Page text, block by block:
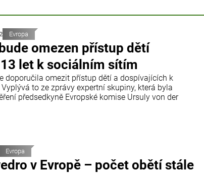
Evropa
omezen přístup dětí
let k sociálním sítím
doporučila omezit přístup dětí a dospívajících k
to ze zprávy expertní skupiny, která byla
předsedkyně Evropské komise Ursuly von der
Evropa
v Evropě – počet obětí stále